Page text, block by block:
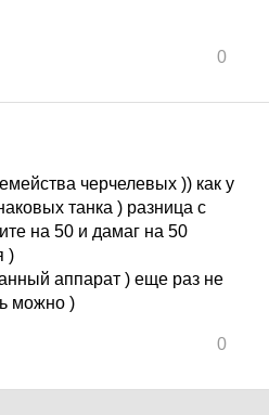
0
черчелевых )) как у
танка ) разница с
на 50 и дамаг на 50
)
аппарат ) еще раз не
можно )
0